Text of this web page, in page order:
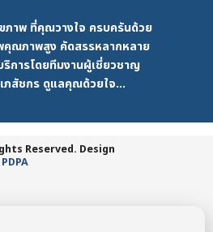
าพ ที่คุณวางใจ ครบครันด้วย
ณภาพสูง คัดสรรหลากหลาย
การโดยทีมงานผู้เชี่ยวชาญ
ภสัชกร ดูแลคุณด้วยใจ...
Reserved. Design
PDPA